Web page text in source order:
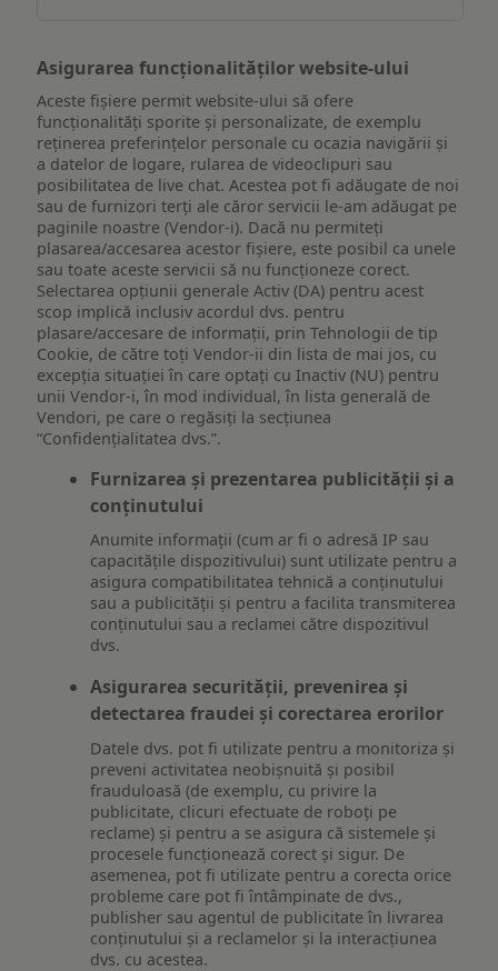
Asigurarea funcționalităților website-ului
Aceste fișiere permit website-ului să ofere
funcționalități sporite și personalizate, de exemplu
reţinerea preferinţelor personale cu ocazia navigării și
a datelor de logare, rularea de videoclipuri sau
posibilitatea de live chat. Acestea pot fi adăugate de noi
sau de furnizori terți ale căror servicii le-am adăugat pe
paginile noastre (Vendor-i). Dacă nu permiteți
plasarea/accesarea acestor fișiere, este posibil ca unele
sau toate aceste servicii să nu funcționeze corect.
Selectarea opțiunii generale Activ (DA) pentru acest
scop implică inclusiv acordul dvs. pentru
plasare/accesare de informații, prin Tehnologii de tip
Cookie, de către toți Vendor-ii din lista de mai jos, cu
excepția situației în care optați cu Inactiv (NU) pentru
unii Vendor-i, în mod individual, în lista generală de
Vendori, pe care o regăsiți la secțiunea
“Confidențialitatea dvs.”.
Furnizarea și prezentarea publicității și a
conținutului
Anumite informații (cum ar fi o adresă IP sau
capacitățile dispozitivului) sunt utilizate pentru a
asigura compatibilitatea tehnică a conținutului
sau a publicității și pentru a facilita transmiterea
conținutului sau a reclamei către dispozitivul
dvs.
Asigurarea securității, prevenirea și
detectarea fraudei și corectarea erorilor
Datele dvs. pot fi utilizate pentru a monitoriza și
preveni activitatea neobișnuită și posibil
frauduloasă (de exemplu, cu privire la
publicitate, clicuri efectuate de roboți pe
reclame) și pentru a se asigura că sistemele și
procesele funcționează corect și sigur. De
asemenea, pot fi utilizate pentru a corecta orice
probleme care pot fi întâmpinate de dvs.,
publisher sau agentul de publicitate în livrarea
conținutului și a reclamelor și la interacțiunea
dvs. cu acestea.